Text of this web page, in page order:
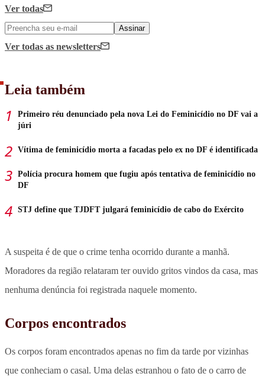
Ver todas
Assinar
Ver todas as newsletters
Leia também
Primeiro réu denunciado pela nova Lei do Feminicídio no DF vai a
júri
Vítima de feminicídio morta a facadas pelo ex no DF é identificada
Polícia procura homem que fugiu após tentativa de feminicídio no
DF
STJ define que TJDFT julgará feminicídio de cabo do Exército
A suspeita é de que o crime tenha ocorrido durante a manhã.
Moradores da região relataram ter ouvido gritos vindos da casa, mas
nenhuma denúncia foi registrada naquele momento.
Corpos encontrados
Os corpos foram encontrados apenas no fim da tarde por vizinhas
que conheciam o casal. Uma delas estranhou o fato de o carro de